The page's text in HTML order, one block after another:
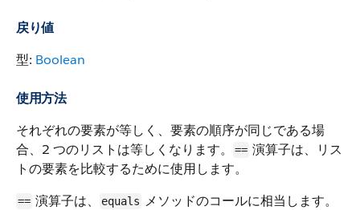
戻り値
型: Boolean
使用方法
それぞれの要素が等しく、要素の順序が同じである場
合、2 つのリストは等しくなります。
== 演算子は、リス
トの要素を比較するために使用します。
== 演算子は、 equals メソッドのコールに相当します。